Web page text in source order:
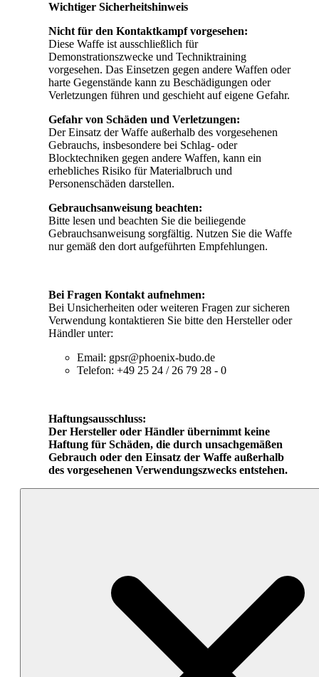
Wichtiger Sicherheitshinweis
Nicht für den Kontaktkampf vorgesehen:
Diese Waffe ist ausschließlich für
Demonstrationszwecke und Techniktraining
vorgesehen. Das Einsetzen gegen andere Waffen oder
harte Gegenstände kann zu Beschädigungen oder
Verletzungen führen und geschieht auf eigene Gefahr.
Gefahr von Schäden und Verletzungen:
Der Einsatz der Waffe außerhalb des vorgesehenen
Gebrauchs, insbesondere bei Schlag- oder
Blocktechniken gegen andere Waffen, kann ein
erhebliches Risiko für Materialbruch und
Personenschäden darstellen.
Gebrauchsanweisung beachten:
Bitte lesen und beachten Sie die beiliegende
Gebrauchsanweisung sorgfältig. Nutzen Sie die Waffe
nur gemäß den dort aufgeführten Empfehlungen.
Bei Fragen Kontakt aufnehmen:
Bei Unsicherheiten oder weiteren Fragen zur sicheren
Verwendung kontaktieren Sie bitte den Hersteller oder
Händler unter:
Email: gpsr@phoenix-budo.de
Telefon: +49 25 24 / 26 79 28 - 0
Haftungsausschluss:
Der Hersteller oder Händler übernimmt keine
Haftung für Schäden, die durch unsachgemäßen
Gebrauch oder den Einsatz der Waffe außerhalb
des vorgesehenen Verwendungszwecks entstehen.